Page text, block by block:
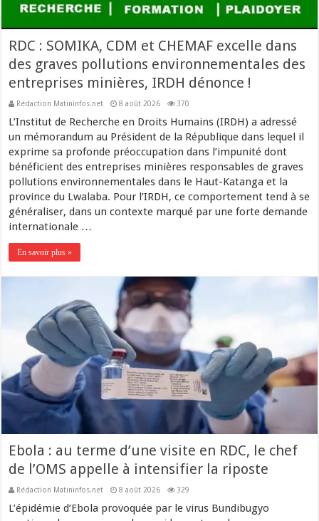
RDC : SOMIKA, CDM et CHEMAF excelle dans
des graves pollutions environnementales des
entreprises minières, IRDH dénonce !
Rédaction Matininfos.net 8 août 2026 370
L’Institut de Recherche en Droits Humains (IRDH) a adressé
un mémorandum au Président de la République dans lequel il
exprime sa profonde préoccupation dans l’impunité dont
bénéficient des entreprises minières responsables de graves
pollutions environnementales dans le Haut-Katanga et la
province du Lwalaba. Pour l’IRDH, ce comportement tend à se
généraliser, dans un contexte marqué par une forte demande
internationale …
En savoir plus »
Ebola : au terme d’une visite en RDC, le chef
de l’OMS appelle à intensifier la riposte
Rédaction Matininfos.net 8 août 2026 329
L’épidémie d’Ebola provoquée par le virus Bundibugyo